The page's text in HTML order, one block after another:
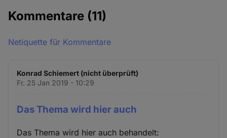
Kommentare (11)
Netiquette für Kommentare
Konrad Schiemert (nicht überprüft)
Fr. 25 Jan 2019 - 10:29
Das Thema wird hier auch
Das Thema wird hier auch behandelt: